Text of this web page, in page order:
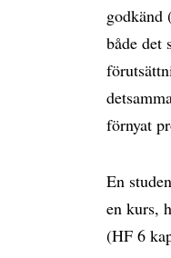
godkänd
både det
förnyat
En
en kurs,
(HF 6